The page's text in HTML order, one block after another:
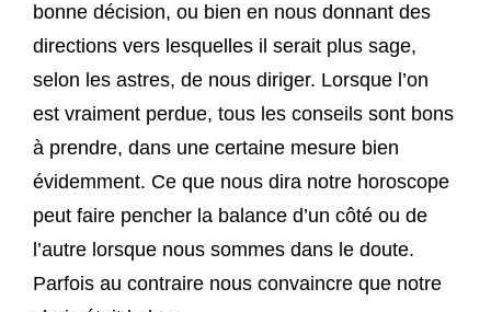
bonne décision, ou bien en nous donnant des
directions vers lesquelles il serait plus sage,
selon les astres, de nous diriger. Lorsque l’on
est vraiment perdue, tous les conseils sont bons
à prendre, dans une certaine mesure bien
évidemment. Ce que nous dira notre horoscope
peut faire pencher la balance d’un côté ou de
l’autre lorsque nous sommes dans le doute.
Parfois au contraire nous convaincre que notre